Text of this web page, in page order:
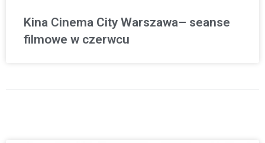
Kina Cinema City Warszawa– seanse
filmowe w czerwcu